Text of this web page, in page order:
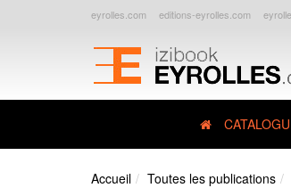
eyrolles.com editions-eyrolles.com
Accueil Toutes les publications